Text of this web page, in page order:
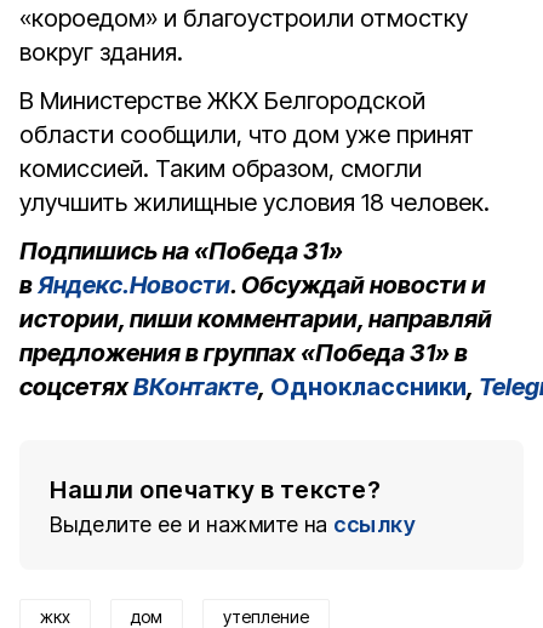
«короедом» и благоустроили отмостку
вокруг здания.
В Министерстве ЖКХ Белгородской
области сообщили, что дом уже принят
комиссией. Таким образом, смогли
улучшить жилищные условия 18 человек.
Подпишись на «Победа 31»
вЯндекс.Новости. Обсуждай новости и
истории, пиши комментарии, направляй
предложения в группах «Победа 31» в
соцсетяхВКонтакте, Одноклассники,
Нашли опечатку в тексте?
Выделите ее и нажмите на ссылку
жкх дом утепление